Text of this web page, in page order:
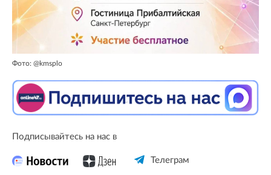
Фото: @kmsplo
Подписывайтесь на нас в
Телеграм